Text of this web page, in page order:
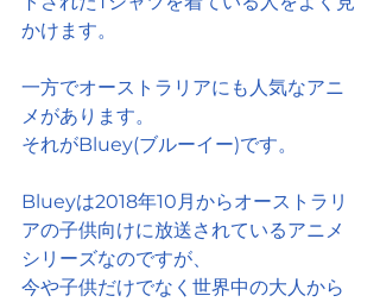
かけます。
一方でオーストラリアにも人気なアニ
メがあります。
それがBluey(ブルーイー)です。
Blueyは2018年10月からオーストラリ
アの子供向けに放送されているアニメ
シリーズなのですが、
今や子供だけでなく世界中の大人から